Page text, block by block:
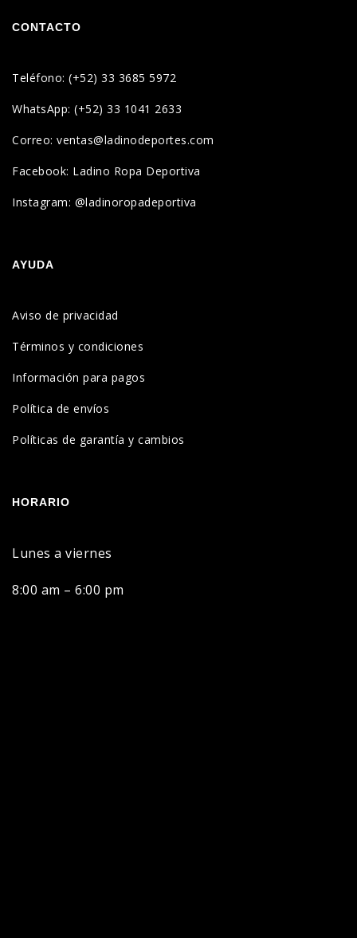
CONTACTO
Teléfono: (+52) 33 3685 5972
WhatsApp: (+52) 33 1041 2633
Correo: ventas@ladinodeportes.com
Facebook: Ladino Ropa Deportiva
Instagram: @ladinoropadeportiva
AYUDA
Aviso de privacidad
Términos y condiciones
Información para pagos
Política de envíos
Políticas de garantía y cambios
HORARIO
Lunes a viernes
8:00 am – 6:00 pm